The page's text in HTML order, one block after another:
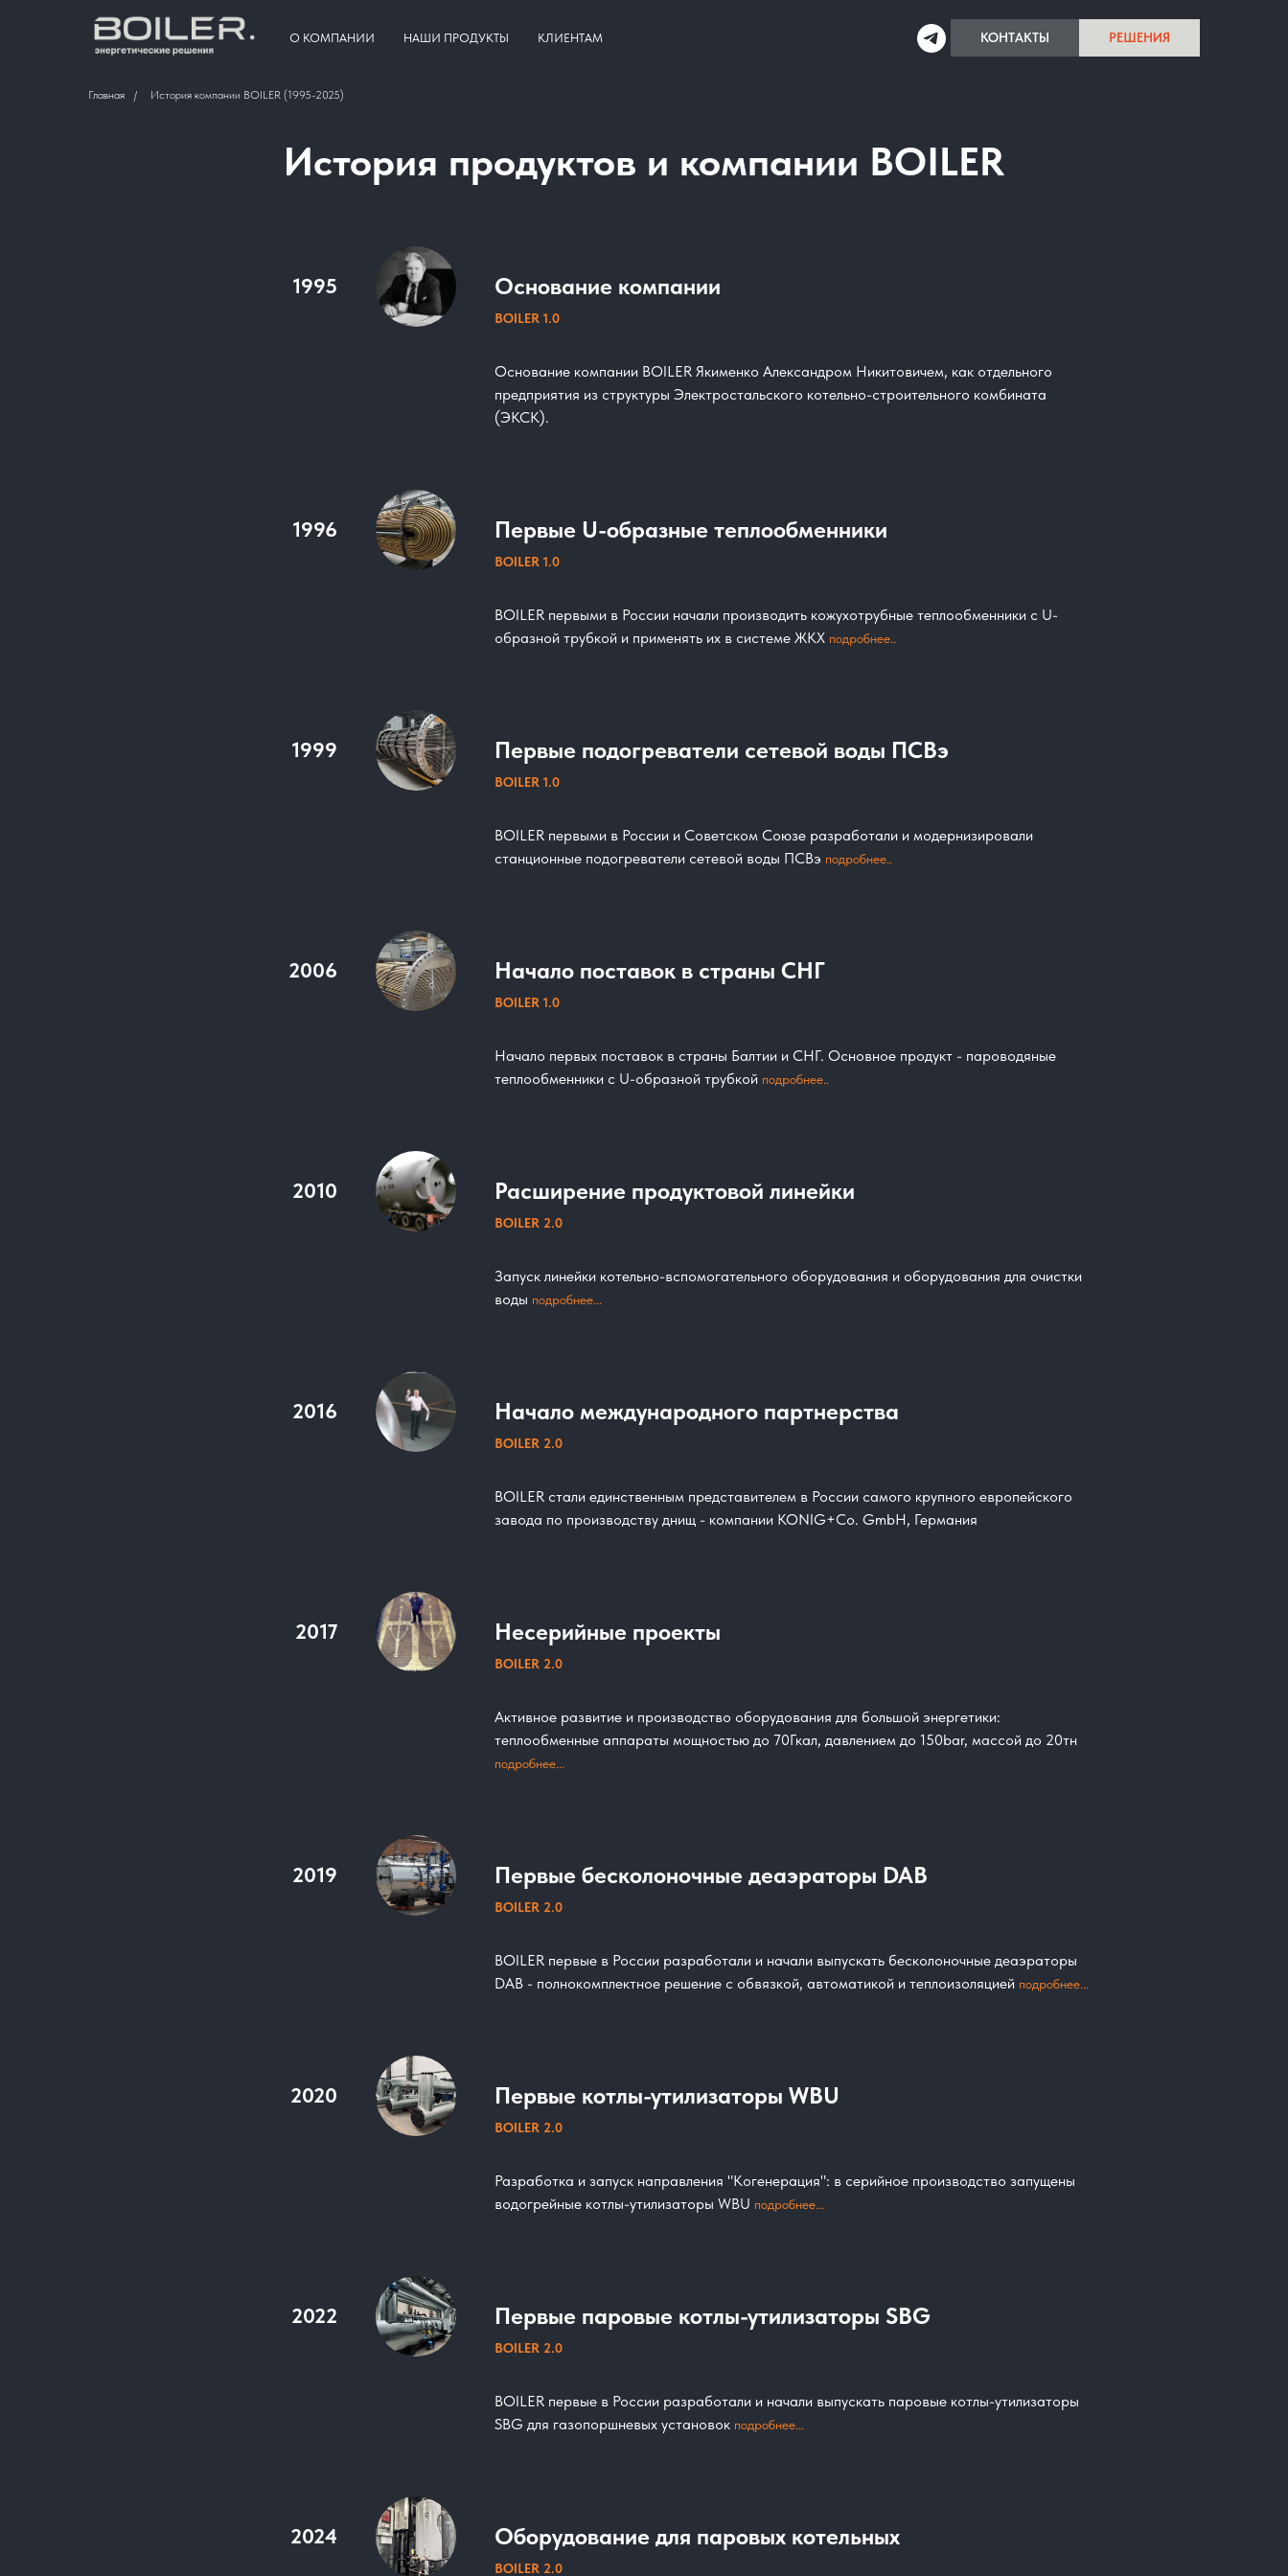
О КОМПАНИИ НАШИ ПРОДУКТЫ КЛИЕНТАМ КОНТАКТЫ РЕШЕНИЯ
Главная / История компании BOILER (1995-2025)
История продуктов и компании BOILER
1995 Основание компании
BOILER 1.0
Основание компании BOILER Якименко Александром Никитовичем, как отдельного
предприятия из структуры Электростальского котельно-строительного комбината
(ЭКСК).
1996 Первые U-образные теплообменники
BOILER 1.0
BOILER первыми в России начали производить кожухотрубные теплообменники с U-
образной трубкой и применять их в системе ЖКХ подробнее..
1999 Первые подогреватели сетевой воды ПСВэ
BOILER 1.0
BOILER первыми в России и Советском Союзе разработали и модернизировали
станционные подогреватели сетевой воды ПСВэ подробнее..
2006 Начало поставок в страны СНГ
BOILER 1.0
Начало первых поставок в страны Балтии и СНГ. Основное продукт - пароводяные
теплообменники с U-образной трубкой подробнее..
2010 Расширение продуктовой линейки
BOILER 2.0
Запуск линейки котельно-вспомогательного оборудования и оборудования для очистки
воды подробнее...
2016 Начало международного партнерства
BOILER 2.0
BOILER стали единственным представителем в России самого крупного европейского
завода по производству днищ - компании KONIG+Co. GmbH, Германия
2017 Несерийные проекты
BOILER 2.0
Активное развитие и производство оборудования для большой энергетики:
теплообменные аппараты мощностью до 70Гкал, давлением до 150bar, массой до 20тн
подробнее...
2019 Первые бесколоночные деаэраторы DAB
BOILER 2.0
BOILER первые в России разработали и начали выпускать бесколоночные деаэраторы
DAB - полнокомплектное решение с обвязкой, автоматикой и теплоизоляцией подробнее...
2020 Первые котлы-утилизаторы WBU
BOILER 2.0
Разработка и запуск направления "Когенерация": в серийное производство запущены
водогрейные котлы-утилизаторы WBU подробнее...
2022 Первые паровые котлы-утилизаторы SBG
BOILER 2.0
BOILER первые в России разработали и начали выпускать паровые котлы-утилизаторы
SBG для газопоршневых установок подробнее...
2024 Оборудование для паровых котельных
BOILER 2.0